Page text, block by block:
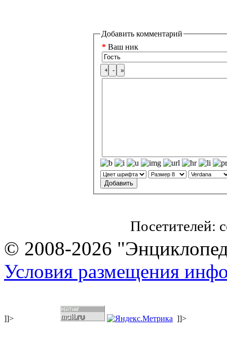
Добавить комментарий
* Ваш ник
Посетителей:
© 2008-2026
Условия размещения
]]> ]]>